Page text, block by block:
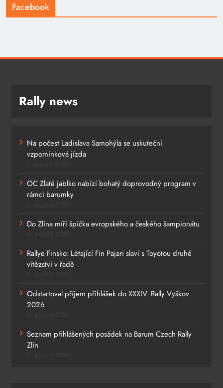
Facebook
Rally news
Na počest Ladislava Samohýla se uskuteční
vzpomínková jízda
OC Zlaté jablko nabízí bohatý doprovodný program v
rámci barumky
Do Zlína míří špička evropského a českého šampionátu
Rallye Finsko: Létající Fin Pajari slaví s Toyotou druhé
vítězství v řadě
Odstartoval příjem přihlášek do XXXIV. Rally Vyškov
2026
Seznam přihlášených posádek na Barum Czech Rally
Zlín